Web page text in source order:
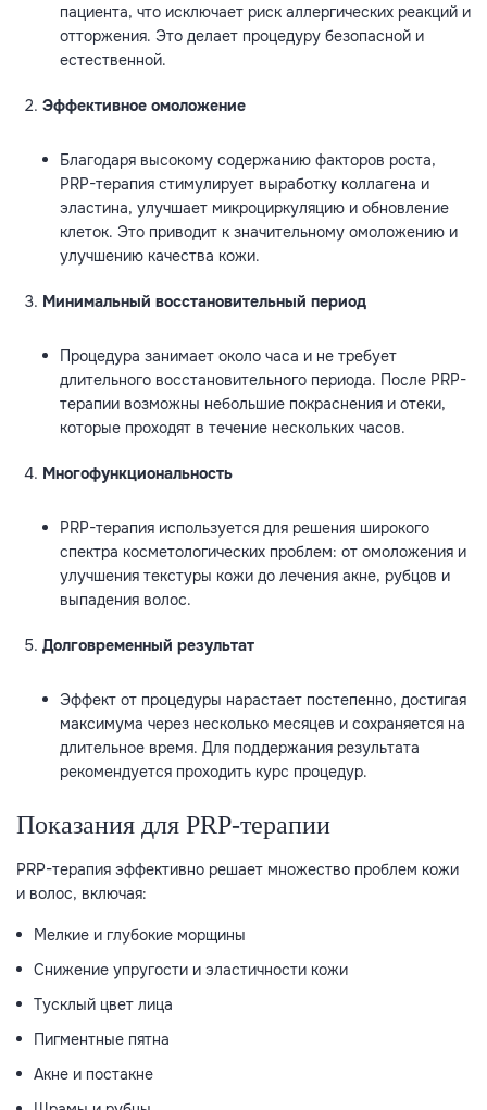
пациента, что исключает риск аллергических реакций и
отторжения. Это делает процедуру безопасной и
естественной.
Эффективное омоложение
Благодаря высокому содержанию факторов роста,
PRP-терапия стимулирует выработку коллагена и
эластина, улучшает микроциркуляцию и обновление
клеток. Это приводит к значительному омоложению и
улучшению качества кожи.
Минимальный восстановительный период
Процедура занимает около часа и не требует
длительного восстановительного периода. После PRP-
терапии возможны небольшие покраснения и отеки,
которые проходят в течение нескольких часов.
Многофункциональность
PRP-терапия используется для решения широкого
спектра косметологических проблем: от омоложения и
улучшения текстуры кожи до лечения акне, рубцов и
выпадения волос.
Долговременный результат
Эффект от процедуры нарастает постепенно, достигая
максимума через несколько месяцев и сохраняется на
длительное время. Для поддержания результата
рекомендуется проходить курс процедур.
Показания для PRP-терапии
PRP-терапия эффективно решает множество проблем кожи
и волос, включая:
Мелкие и глубокие морщины
Снижение упругости и эластичности кожи
Тусклый цвет лица
Пигментные пятна
Акне и постакне